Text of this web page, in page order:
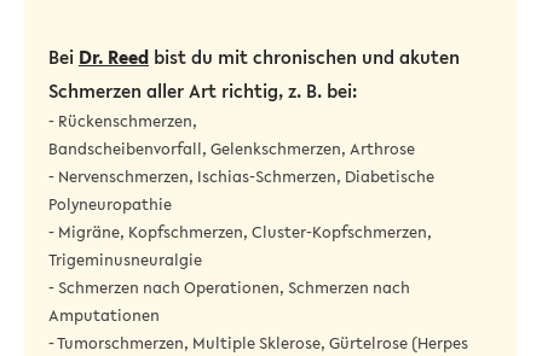
Bei Dr. Reed bist du mit chronischen und akuten
Schmerzen aller Art richtig, z. B. bei:
- Rückenschmerzen,
Bandscheibenvorfall, Gelenkschmerzen, Arthrose
- Nervenschmerzen, Ischias-Schmerzen, Diabetische
Polyneuropathie
- Migräne, Kopfschmerzen, Cluster-Kopfschmerzen,
Trigeminusneuralgie
- Schmerzen nach Operationen, Schmerzen nach
Amputationen
- Tumorschmerzen, Multiple Sklerose, Gürtelrose (Herpes